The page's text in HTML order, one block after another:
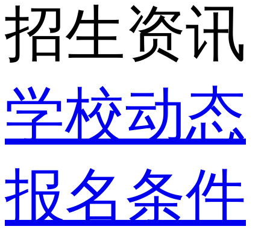
招生资讯
学校动态
报名条件